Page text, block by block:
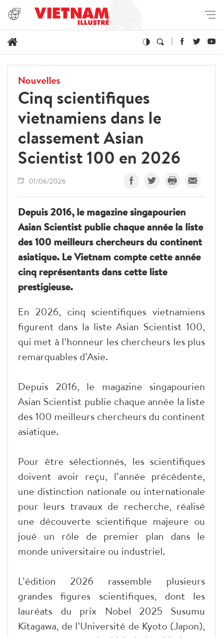
Nouvelles
Cinq scientifiques
vietnamiens dans le
classement Asian
Scientist 100 en 2026
01/06/2026
Depuis 2016, le magazine singapourien
Asian Scientist publie chaque année la liste
des 100 meilleurs chercheurs du continent
asiatique. Le Vietnam compte cette année
cinq représentants dans cette liste
prestigieuse.
En 2026, cinq scientifiques vietnamiens
figurent dans la liste Asian Scientist 100,
qui met à l’honneur les chercheurs les plus
remarquables d’Asie.
Depuis 2016, le magazine singapourien
Asian Scientist publie chaque année la liste
des 100 meilleurs chercheurs du continent
asiatique.
Pour être sélectionnés, les scientifiques
doivent avoir reçu, l’année précédente,
une distinction nationale ou internationale
pour leurs travaux de recherche, réalisé
une découverte scientifique majeure ou
joué un rôle de premier plan dans le
monde universitaire ou industriel.
L’édition 2026 rassemble plusieurs
grandes figures scientifiques, dont les
lauréats du prix Nobel 2025 Susumu
Kitagawa, de l’Université de Kyoto (Japon),